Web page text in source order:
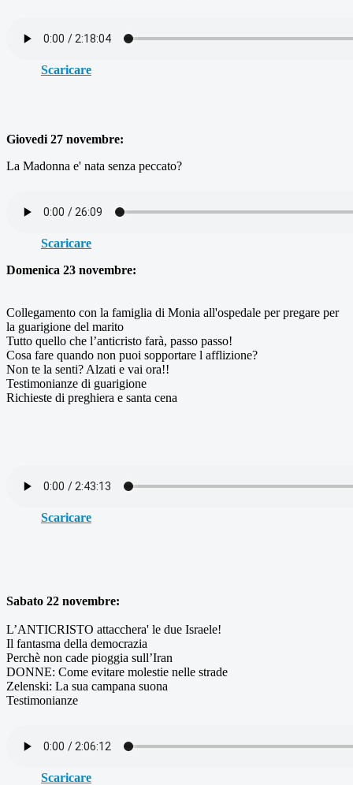
Scaricare
Giovedi 27 novembre:
La Madonna e' nata senza peccato?
Scaricare
Domenica 23 novembre:
Collegamento con la famiglia di Monia all'ospedale per pregare per
la guarigione del marito
Tutto quello che l’anticristo farà, passo passo!
Cosa fare quando non puoi sopportare l afflizione?
Non te la senti? Alzati e vai ora!!
Testimonianze di guarigione
Richieste di preghiera e santa cena
Scaricare
Sabato 22 novembre:
L’ANTICRISTO attacchera' le due Israele!
Il fantasma della democrazia
Perchè non cade pioggia sull’Iran
DONNE: Come evitare molestie nelle strade
Zelenski: La sua campana suona
Testimonianze
Scaricare